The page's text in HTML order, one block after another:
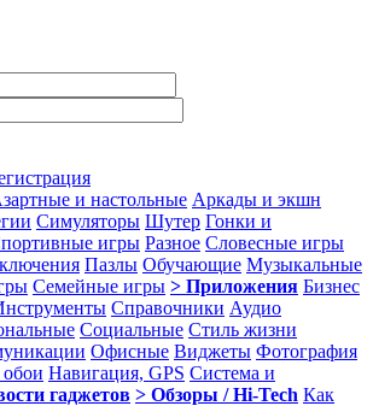
и настольные Аркады и экшн
Симуляторы Шутер Гонки и
игры Разное Словесные игры
Пазлы Обучающие Музыкальные
Семейные игры > Приложения Бизнес
Справочники Аудио
Социальные Стиль жизни
Офисные Виджеты Фотография
Навигация, GPS Система и
гаджетов > Обзоры / Hi-Tech Как